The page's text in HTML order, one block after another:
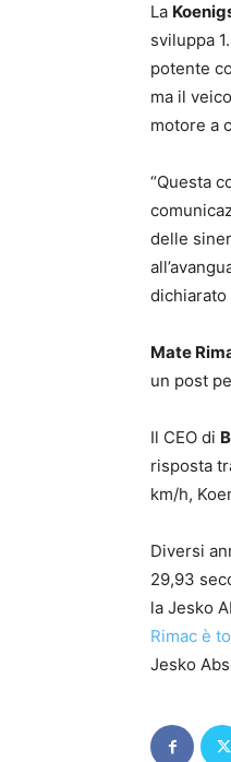
La
sviluppa
potente
ma il
motore a
“Questa
delle
dichiarato
Mate
un post
Il CEO di
risposta
km/h,
Diversi
29,93
la Jesko
Rimac è
Jesko